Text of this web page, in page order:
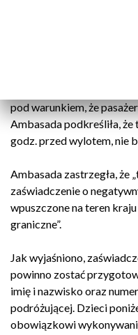
pod warunkiem, że
Ambasada podkreśliła,
godz. przed wylotem, nie
Ambasada zastrzegła, że
zaświadczenie o
wpuszczone na teren
graniczne”.
Jak wyjaśniono,
powinno zostać
imię i nazwisko oraz
podróżującej. Dzieci
obowiązkowi